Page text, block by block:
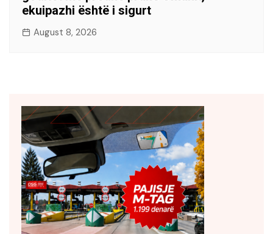
ekuipazhi është i sigurt
August 8, 2026